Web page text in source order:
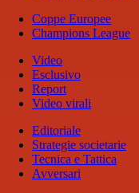
Coppe Europee
Champions League
Video
Esclusivo
Report
Video virali
Editoriale
Strategie societarie
Tecnica e Tattica
Avversari